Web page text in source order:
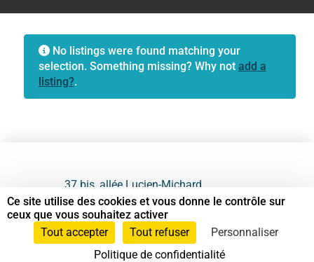
No listings were found matching your
selection. Something missing? Why not add a
listing?.
37 bis, allée Lucien-Michard
93190 Livry-Gargan
06 61 87 28 09
Ce site utilise des cookies et vous donne le contrôle sur
ceux que vous souhaitez activer
Tout accepter
Tout refuser
Personnaliser
Politique de confidentialité